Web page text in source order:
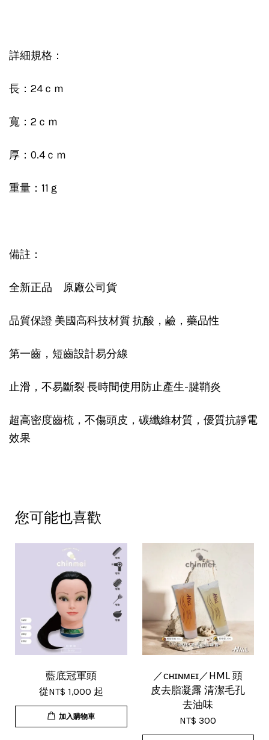
詳細規格：
長：24ｃｍ
寬：2ｃｍ
厚：0.4ｃｍ
重量：11ｇ
備註：
全新正品 原廠公司貨
品質保證 美國高科技材質 抗酸，鹼，藥品性
第一齒，短齒設計易分線
止滑，不易斷裂 長時間使用防止產生-腱鞘炎
超高密度齒梳，不傷頭皮，碳纖維材質，優質抗靜電
效果
您可能也喜歡
藍底冠軍頭
從NT$ 1,000 起
加入購物車
／ᴄʜɪɴᴍᴇɪ／HML 頭
皮去脂凝露 清潔毛孔
去油味
NT$ 300